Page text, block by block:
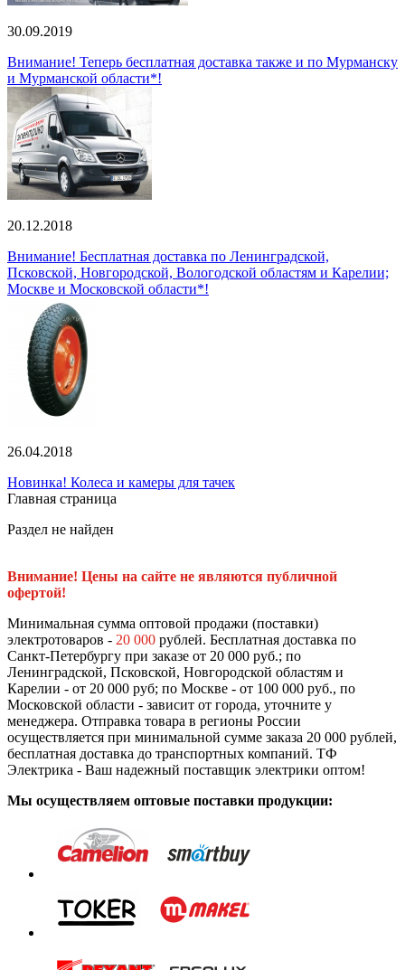
30.09.2019
Внимание! Теперь бесплатная доставка также и по Мурманску
и Мурманской области*!
20.12.2018
Внимание! Бесплатная доставка по Ленинградской,
Псковской, Новгородской, Вологодской областям и Карелии;
Москве и Московской области*!
26.04.2018
Новинка! Колеса и камеры для тачек
Главная страница
Раздел не найден
Внимание! Цены на сайте не являются публичной
офертой!
Минимальная сумма оптовой продажи (поставки)
электротоваров - 20 000 рублей. Бесплатная доставка по
Санкт-Петербургу при заказе от 20 000 руб.; по
Ленинградской, Псковской, Новгородской областям и
Карелии - от 20 000 руб; по Москве - от 100 000 руб., по
Московской области - зависит от города, уточните у
менеджера. Отправка товара в регионы России
осуществляется при минимальной сумме заказа 20 000 рублей,
бесплатная доставка до транспортных компаний. ТФ
Электрика - Ваш надежный поставщик электрики оптом!
Мы осуществляем оптовые поставки продукции: